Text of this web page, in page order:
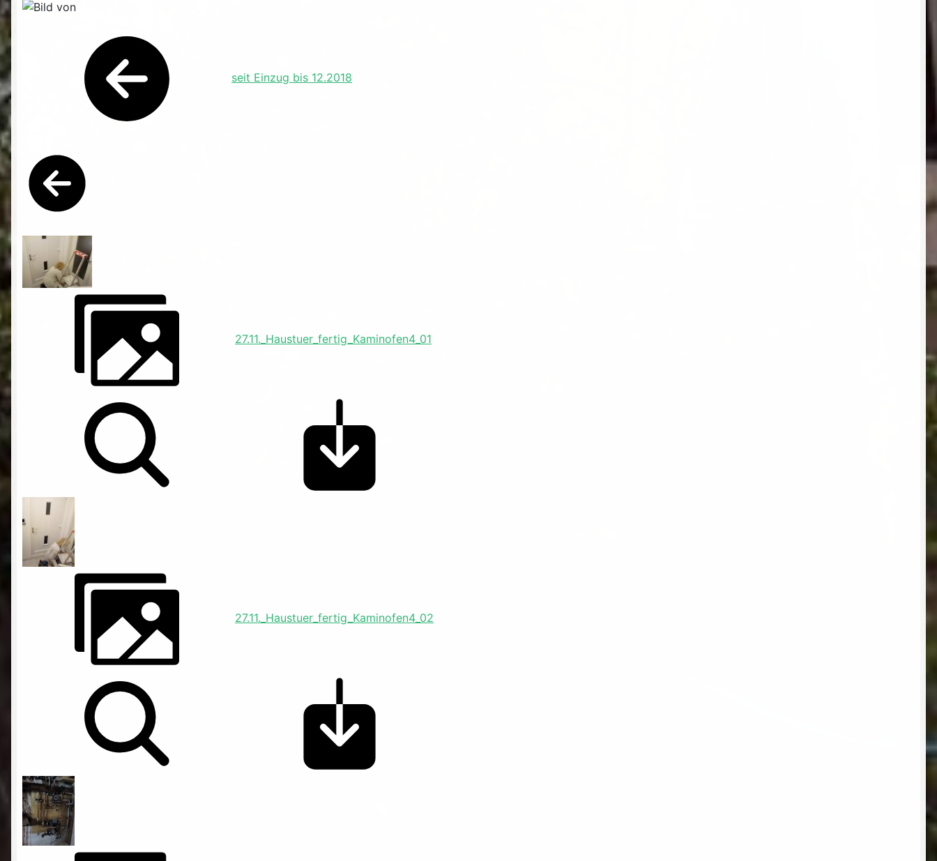
seit Einzug bis 12.2018
27.11._Haustuer_fertig_Kaminofen4_01
27.11._Haustuer_fertig_Kaminofen4_02